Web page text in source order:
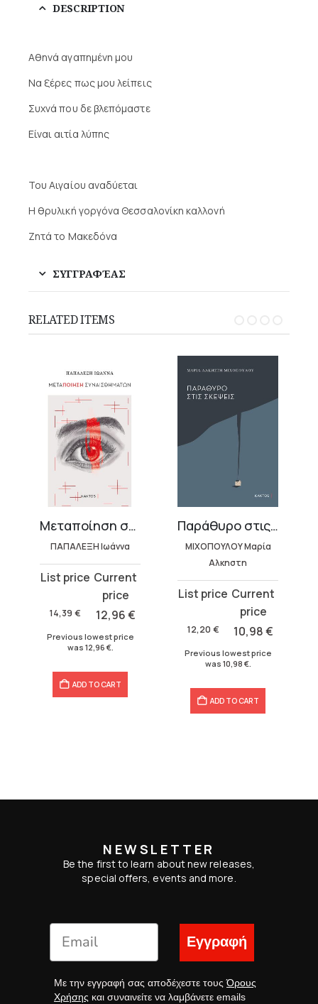
DESCRIPTION
Αθηνά αγαπημένη μου
Να ξέρες πως μου λείπεις
Συχνά που δε βλεπόμαστε
Είναι αιτία λύπης
Του Αιγαίου αναδύεται
Η θρυλική γοργόνα Θεσσαλονίκη καλλονή
Ζητά το Μακεδόνα
ΣΥΓΓΡΑΦΈΑΣ
RELATED ITEMS
Μεταποίηση συναισθημάτων
ΠΑΠΑΛΕΞΗ Ιωάννα
14,39 €
Original
was:
12,96€
Current
is:
Previous lowest price
was 12,96 €.
ADD TO CART
Παράθυρο στις σκέψεις
ΜΙΧΟΠΟΥΛΟΥ Μαρία
Αλκηστη
12,20 €
Original
was:
10,98€
Current
is:
Previous lowest price
was 10,98 €.
ADD TO CART
NEWSLETTER
Be the first to learn about new releases,
special offers, events and more.
Εγγραφή
Με την εγγραφή σας αποδέχεστε τουςΌρους
Χρήσης και συναινείτε να λαμβάνετε emails